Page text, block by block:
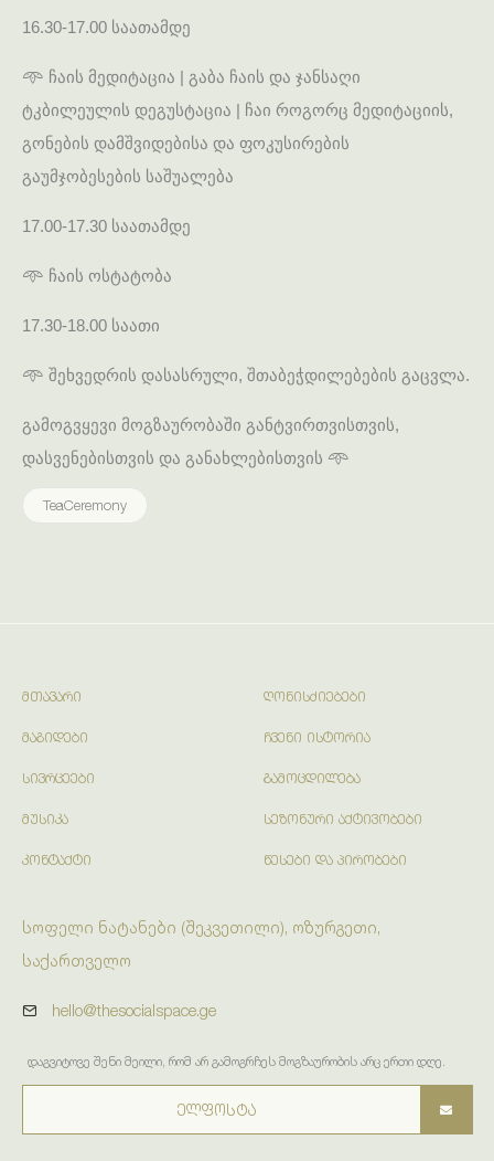
16.30-17.00 საათამდე
𖥸 ჩაის მედიტაცია | გაბა ჩაის და ჯანსაღი
ტკბილეულის დეგუსტაცია | ჩაი როგორც მედიტაციის,
გონების დამშვიდებისა და ფოკუსირების
გაუმჯობესების საშუალება
17.00-17.30 საათამდე
𖥸 ჩაის ოსტატობა
17.30-18.00 საათი
𖥸 შეხვედრის დასასრული, შთაბეჭდილებების გაცვლა.
გამოგვყევი მოგზაურობაში განტვირთვისთვის,
დასვენებისთვის და განახლებისთვის 𖥸
TeaCeremony
ᲛᲗᲐᲕᲐᲠᲘ ᲦᲝᲜᲘᲡᲫᲘᲔᲑᲔᲑᲘ
ᲛᲐᲒᲘᲓᲔᲑᲘ ᲩᲕᲔᲜᲘ ᲘᲡᲢᲝᲠᲘᲐ
ᲡᲘᲕᲠᲪᲔᲔᲑᲘ ᲒᲐᲛᲝᲪᲓᲘᲚᲔᲑᲐ
ᲛᲣᲡᲘᲙᲐ ᲡᲔᲖᲝᲜᲣᲠᲘ ᲐᲥᲢᲘᲕᲝᲑᲔᲑᲘ
ᲙᲝᲜᲢᲐᲥᲢᲘ ᲬᲔᲡᲔᲑᲘ ᲓᲐ ᲞᲘᲠᲝᲑᲔᲑᲘ
სოფელი ნატანები (შეკვეთილი), ოზურგეთი,
საქართველო
hello@thesocialspace.ge
დაგვიტოვე შენი მეილი, რომ არ გამოგრჩეს მოგზაურობის არც ერთი დღე.